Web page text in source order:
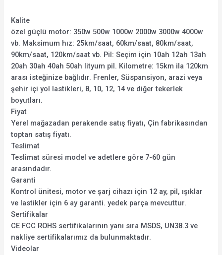
Kalite
özel güçlü motor: 350w 500w 1000w 2000w 3000w 4000w
vb. Maksimum hız: 25km/saat, 60km/saat, 80km/saat,
90km/saat, 120km/saat vb. Pil: Seçim için 10ah 12ah 13ah
20ah 30ah 40ah 50ah lityum pil. Kilometre: 15km ila 120km
arası isteğinize bağlıdır. Frenler, Süspansiyon, arazi veya
şehir içi yol lastikleri, 8, 10, 12, 14 ve diğer tekerlek
boyutları.
Fiyat
Yerel mağazadan perakende satış fiyatı, Çin fabrikasından
toptan satış fiyatı.
Teslimat
Teslimat süresi model ve adetlere göre 7-60 gün
arasındadır.
Garanti
Kontrol ünitesi, motor ve şarj cihazı için 12 ay, pil, ışıklar
ve lastikler için 6 ay garanti. yedek parça mevcuttur.
Sertifikalar
CE FCC ROHS sertifikalarının yanı sıra MSDS, UN38.3 ve
nakliye sertifikalarımız da bulunmaktadır.
Videolar